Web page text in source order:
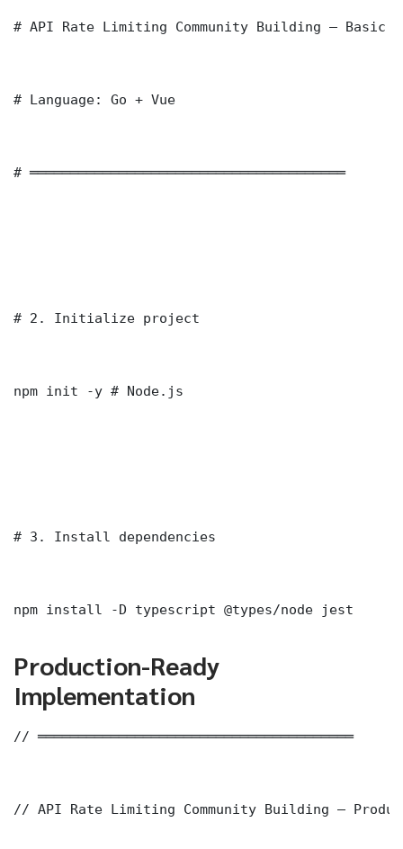
# API Rate Limiting Community Building — Basic
# Language: Go + Vue
# ═══════════════════════════════════════
# 2. Initialize project
npm init -y # Node.js
# 3. Install dependencies
npm install -D typescript @types/node jest
Production-Ready
Implementation
// ═══════════════════════════════════════
// API Rate Limiting Community Building —